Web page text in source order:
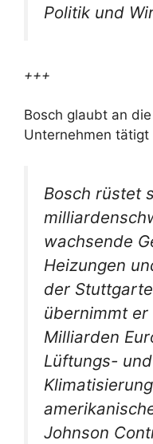
Politik und
+++
Bosch glaubt an
Unternehmen tätigt
Bosch rüstet
wachsende
Heizungen
der
übernimmt er
Milliarden
Lüftungs- und
Johnson